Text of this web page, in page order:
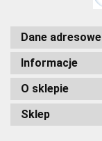
Dane adresowe
Informacje
O sklepie
Sklep